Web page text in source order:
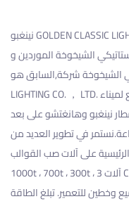
الشيخوخة الموردين
الشيخوخة شركة,السابق هو SHAOXING CLASSIC
LIGHTING CO. ， LTD. وهي تقع في نينغبو ، مدينة يوياو. المصنع لميناء
إلى مطار نينغبو وهانغتشو على بعد
إلى مدينة شنغهاي 2.5 ساعة.نستمر في تطوير العديد من
على آلات صب القوالب
1000t ، 700t ، 300t ، 3 آلات CNC ، آلات تركيب ولحام LED,خط طلاء
، 3 خطوط تجميع وخطين للتعمير. تبلغ الطاقة